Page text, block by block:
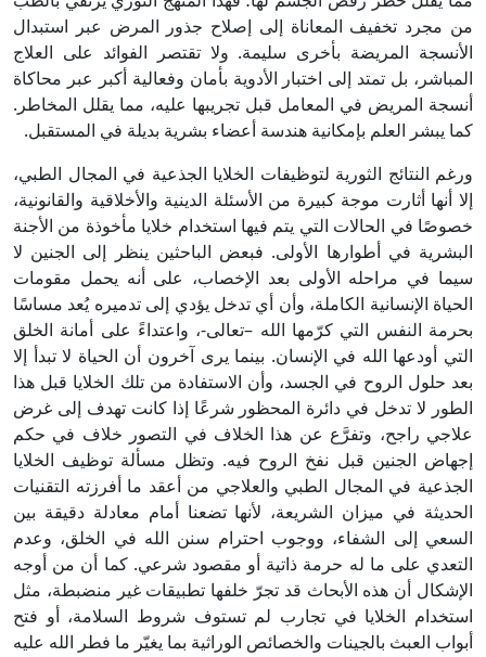
من مجرد تخفيف المعاناة إلى إصلاح جذور المرض عبر استبدال
الأنسجة المريضة بأخرى سليمة. ولا تقتصر الفوائد على العلاج
المباشر، بل تمتد إلى اختبار الأدوية بأمان وفعالية أكبر عبر محاكاة
أنسجة المريض في المعامل قبل تجريبها عليه، مما يقلل المخاطر.
كما يبشر العلم بإمكانية هندسة أعضاء بشرية بديلة في المستقبل.
ورغم النتائج الثورية لتوظيفات الخلايا الجذعية في المجال الطبي،
إلا أنها أثارت موجة كبيرة من الأسئلة الدينية والأخلاقية والقانونية،
خصوصًا في الحالات التي يتم فيها استخدام خلايا مأخوذة من الأجنة
البشرية في أطوارها الأولى. فبعض الباحثين ينظر إلى الجنين لا
سيما في مراحله الأولى بعد الإخصاب، على أنه يحمل مقومات
الحياة الإنسانية الكاملة، وأن أي تدخل يؤدي إلى تدميره يُعد مساسًا
بحرمة النفس التي كرّمها الله –تعالى-، واعتداءً على أمانة الخلق
التي أودعها الله في الإنسان. بينما يرى آخرون أن الحياة لا تبدأ إلا
بعد حلول الروح في الجسد، وأن الاستفادة من تلك الخلايا قبل هذا
الطور لا تدخل في دائرة المحظور شرعًا إذا كانت تهدف إلى غرض
علاجي راجح، وتفرَّع عن هذا الخلاف في التصور خلاف في حكم
إجهاض الجنين قبل نفخ الروح فيه. وتظل مسألة توظيف الخلايا
الجذعية في المجال الطبي والعلاجي من أعقد ما أفرزته التقنيات
الحديثة في ميزان الشريعة، لأنها تضعنا أمام معادلة دقيقة بين
السعي إلى الشفاء، ووجوب احترام سنن الله في الخلق، وعدم
التعدي على ما له حرمة ذاتية أو مقصود شرعي. كما أن من أوجه
الإشكال أن هذه الأبحاث قد تجرّ خلفها تطبيقات غير منضبطة، مثل
استخدام الخلايا في تجارب لم تستوف شروط السلامة، أو فتح
أبواب العبث بالجينات والخصائص الوراثية بما يغيّر ما فطر الله عليه